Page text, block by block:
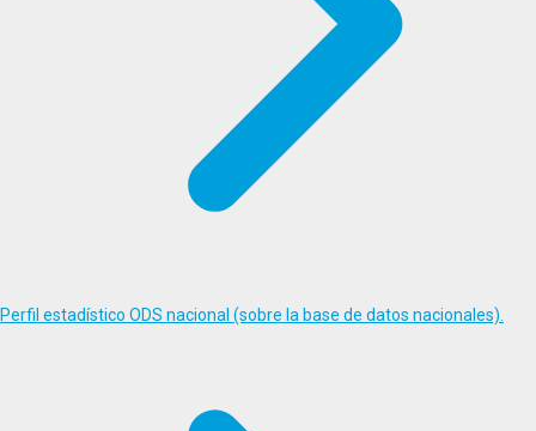
Perfil estadístico ODS nacional (sobre la base de datos nacionales).